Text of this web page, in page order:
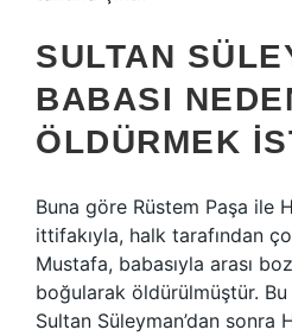
SULTAN
BABASI
ÖLDÜRMEK
Buna göre Rüstem Paşa ile
ittifakıyla, halk tarafından
Mustafa, babasıyla arası
boğularak öldürülmüştür. Bu
Sultan Süleyman’dan sonra